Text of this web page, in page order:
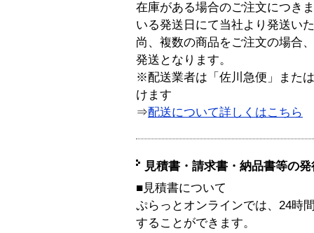
在庫がある場合のご注文につき
いる発送日にて当社より発送い
尚、複数の商品をご注文の場合
発送となります。
※配送業者は「佐川急便」また
けます
⇒配送について詳しくはこちら
見積書・請求書・納品書等の
■見積書について
ぷらっとオンラインでは、24時
することができます。